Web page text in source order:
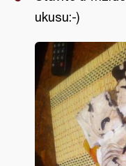
ukusu:-)